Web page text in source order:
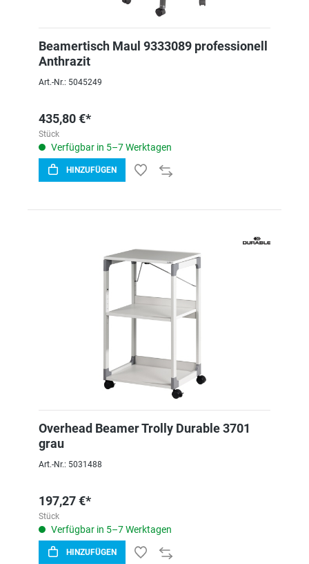
Beamertisch Maul 9333089 professionell
Anthrazit
Art.-Nr.: 5045249
435,80 €*
Stück
Verfügbar in 5–7 Werktagen
HINZUFÜGEN
Overhead Beamer Trolly Durable 3701
grau
Art.-Nr.: 5031488
197,27 €*
Stück
Verfügbar in 5–7 Werktagen
HINZUFÜGEN